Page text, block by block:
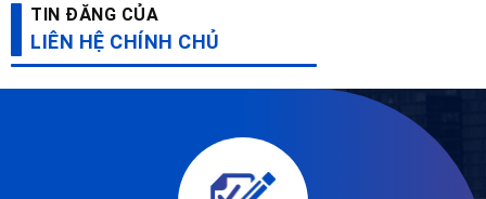
TIN ĐĂNG CỦA
LIÊN HỆ CHÍNH CHỦ